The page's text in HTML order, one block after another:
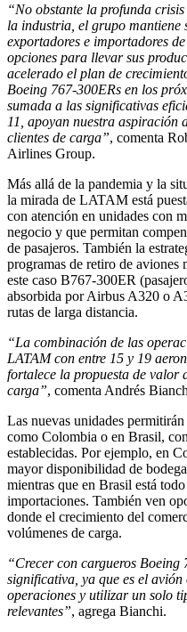
“No obstante la profunda
la industria, el grupo mantiene
exportadores e importadores
opciones para llevar sus
acelerado el plan de
Boeing 767-300ERs en los
sumada a las significativas
11, apoyan nuestra aspiración
clientes de carga”, comenta
Airlines Group.
Más allá de la pandemia y la
la mirada de LATAM está
con atención en unidades con
negocio y que permitan
de pasajeros. También la
programas de retiro de aviones
este caso B767-300ER
absorbida por Airbus A320 o
rutas de larga distancia.
“La combinación de las
LATAM con entre 15 y 19
fortalece la propuesta de valor
carga”, comenta Andrés
Las nuevas unidades
como Colombia o en Brasil,
establecidas. Por ejemplo, en
mayor disponibilidad de
mientras que en Brasil está
importaciones. También ven
donde el crecimiento del
volúmenes de carga.
“Crecer con cargueros
significativa, ya que es el
operaciones y utilizar un solo
relevantes”, agrega Bianchi.